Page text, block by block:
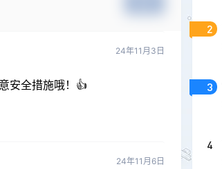
24年11月3日
安全措施哦！👍
24年11月6日
2
3
4